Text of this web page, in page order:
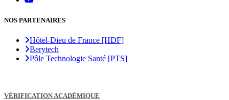
NOS PARTENAIRES
Hôtel-Dieu de France [HDF]
Berytech
Pôle Technologie Santé [PTS]
VÉRIFICATION ACADÉMIQUE